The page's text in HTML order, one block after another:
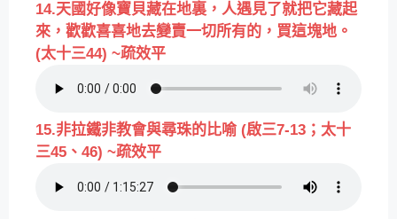
14.天國好像寶貝藏在地裏，人遇見了就把它藏起
來，歡歡喜喜地去變賣一切所有的，買這塊地。
(太十三44) ~疏效平
15.非拉鐵非教會與尋珠的比喻 (啟三7-13；太十
三45、46) ~疏效平